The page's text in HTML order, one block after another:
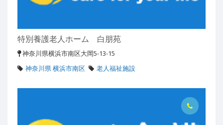
特別養護老人ホーム 白朋苑
神奈川県横浜市南区大岡5-13-15
神奈川県 横浜市南区
老人福祉施設